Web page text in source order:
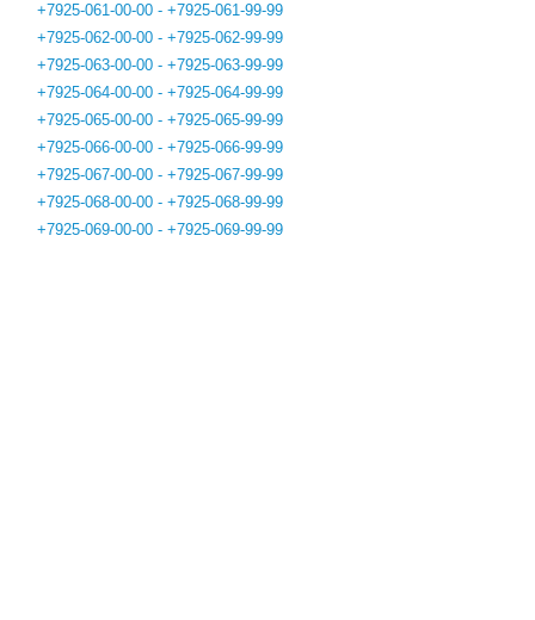
+7925-061-00-00 - +7925-061-99-99
+7925-062-00-00 - +7925-062-99-99
+7925-063-00-00 - +7925-063-99-99
+7925-064-00-00 - +7925-064-99-99
+7925-065-00-00 - +7925-065-99-99
+7925-066-00-00 - +7925-066-99-99
+7925-067-00-00 - +7925-067-99-99
+7925-068-00-00 - +7925-068-99-99
+7925-069-00-00 - +7925-069-99-99